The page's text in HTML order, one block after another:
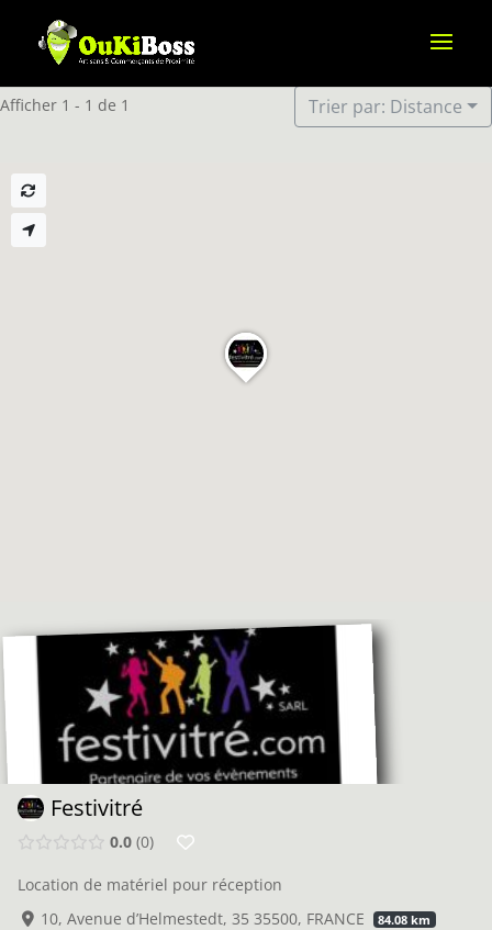
Afficher 1 - 1 de 1 Trier par: Distance
Festivitré
0.0 0
Location de matériel pour réception
10, Avenue d’Helmestedt, 35 35500, FRANCE
84.08 km